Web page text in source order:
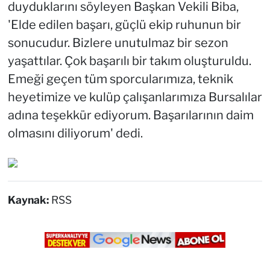
duyduklarını söyleyen Başkan Vekili Biba,
'Elde edilen başarı, güçlü ekip ruhunun bir
sonucudur. Bizlere unutulmaz bir sezon
yaşattılar. Çok başarılı bir takım oluşturuldu.
Emeği geçen tüm sporcularımıza, teknik
heyetimize ve kulüp çalışanlarımıza Bursalılar
adına teşekkür ediyorum. Başarılarının daim
olmasını diliyorum' dedi.
Kaynak: RSS